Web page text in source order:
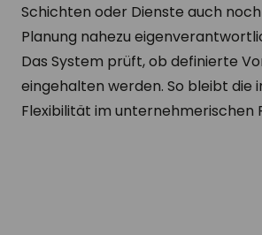
Schichten oder Dienste auch
Planung nahezu
Das System prüft, ob definierte
eingehalten werden. So bleibt die
Flexibilität im unternehmerischen